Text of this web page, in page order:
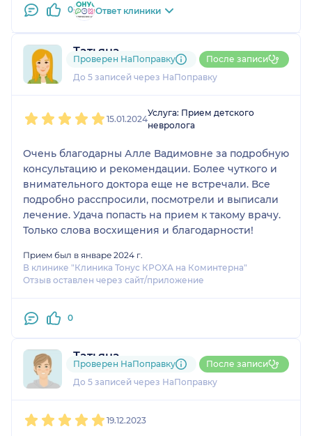
0 Ответ клиники
Татьяна
1 отзыв
До 5 записей через НаПоправку
Проверен НаПоправку После записи
15.01.2024
Услуга: Прием детского
невролога
Очень благодарны Алле Вадимовне за подробную
консультацию и рекомендации. Более чуткого и
внимательного доктора еще не встречали. Все
подробно расспросили, посмотрели и выписали
лечение. Удача попасть на прием к такому врачу.
Только слова восхищения и благодарности!
Прием был в январе 2024 г.
В клинике "Клиника Тонус КРОХА на Коминтерна"
Отзыв оставлен через сайт/приложение
0
Татьяна
1 отзыв
До 5 записей через НаПоправку
Проверен НаПоправку После записи
19.12.2023